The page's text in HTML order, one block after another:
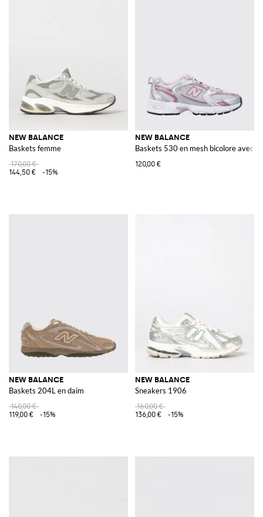
NEW BALANCE
Baskets femme
170,00 €
144,50 €
-15%
NEW BALANCE
Baskets 530 en mesh bicolore avec
120,00 €
NEW BALANCE
Baskets 204L en daim
140,00 €
119,00 €
-15%
NEW BALANCE
Sneakers 1906
160,00 €
136,00 €
-15%